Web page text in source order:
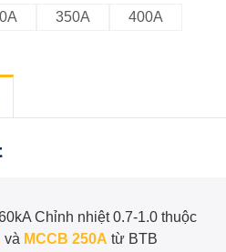
350A 400A
Chỉnh nhiệt 0.7-1.0 thuộc
và MCCB 250A từ BTB